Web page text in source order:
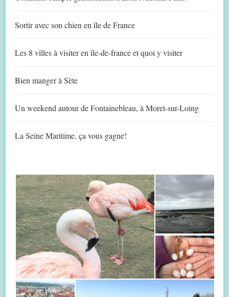
Sortir avec son chien en île de France
Les 8 villes à visiter en île-de-france et quoi y visiter
Bien manger à Sète
Un weekend autour de Fontainebleau, à Moret-sur-Loing
La Seine Maritime, ça vous gagne!